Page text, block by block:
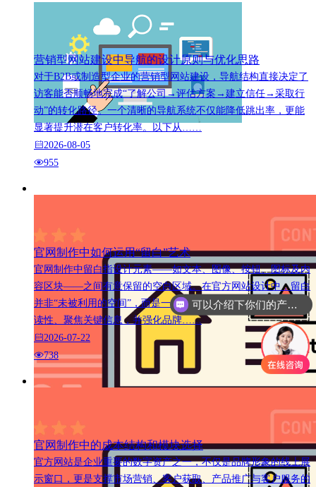
营销型网站建设中导航的设计原则与优化思路
对于B2B或制造型企业的营销型网站建设，导航结构直接决定了
访客能否顺畅地完成“了解公司→评估方案→建立信任→采取行
动”的转化路径。一个清晰的导航系统不仅能降低跳出率，更能
显著提升潜在客户转化率。以下从……
2026-08-05
955
官网制作中如何运用“留白”艺术
官网制作中留白指设计元素——如文本、图像、按钮、图标及内
容区块——之间有意保留的空白区域。在官方网站设计中，留白
并非“未被利用的空间”，而是一种战略性视觉工具，用以提升可
读性、聚焦关键信息，并强化品牌……
2026-07-22
738
官网制作中的成本结构和模块选择
官方网站是企业重要的数字资产之一，不仅是品牌形象的线上展
示窗口，更是支撑市场营销、客户获取、产品推广与客户服务的
可以介绍下你们的产品么